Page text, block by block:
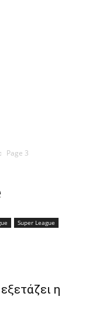
Page 3
Super League
η